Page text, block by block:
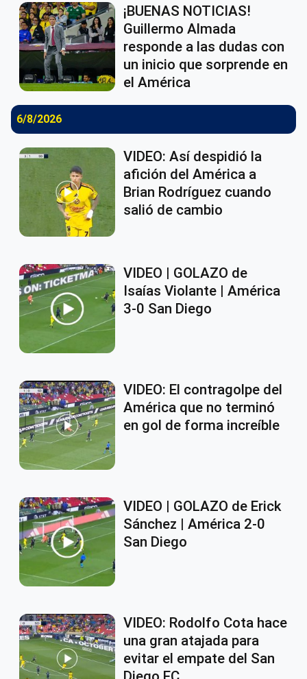
¡BUENAS NOTICIAS!
Guillermo Almada
responde a las dudas con
un inicio que sorprende en
el América
6/8/2026
VIDEO: Así despidió la
afición del América a
Brian Rodríguez cuando
salió de cambio
VIDEO | GOLAZO de
Isaías Violante | América
3-0 San Diego
VIDEO: El contragolpe del
América que no terminó
en gol de forma increíble
VIDEO | GOLAZO de Erick
Sánchez | América 2-0
San Diego
VIDEO: Rodolfo Cota hace
una gran atajada para
evitar el empate del San